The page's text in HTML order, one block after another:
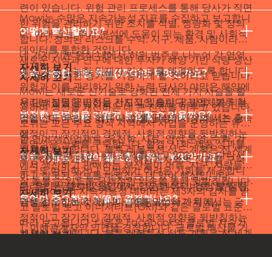
련이 있습니다. 위험 관리 프로세스를 통해 당사가 직면
한 위험을 관리하기 위한 조치를 식별, 정량화 및 정의
합니다. 정의된 리스크를 수익, 지구, 제품, 사람이라는
네 가지 기본 원칙 내에서 하위 범주로 나누어 각 영역
에서 가장 유능한 인재가 리스크를 해결하도록 합니다.
위험과 이를 관리하기 위한 노력 당사의 야망은 해양에
서 단백질을 공급하는 선도적인 통합 공급업체가 되는
것입니다. 우리는 어류 사료 생산부터 시장의 니즈 충족
에...
자세히 보기
Mowi는 수많은 지속가능성 지표를 수집하고 보고합니
다. 아래 표는 추가 분석에 도움이 되는 환경 및 사회적
데이터를 통합한 것입니다. ...
자세히 보기
어떻게 혁신할까요?
새로운 지식과 연구에 대한 투자가 해양 기반 식량 생산
의 지속 가능한 증가를 가능하게 할 것이라고 믿습니다.
Mowi는 새로운 신기술로 강화된 전체 가치 사슬을 활
용하여 생산을 개선하는 데 큰 진전을 이루고 있습니다.
모위는 모든 주요 양식 지역에서 사업을 운영하는 유일
한 연어 생산업체로, 유전학, 사료, 양식 운영, 수확, 가
공 및 물류에 대한 내부 통제를 하고 있습니다. 따라서
누구도 따라하거나 모방하기 어려운 기회를 제공합니
다. 우리는 글로벌 운영에서 얻은 데이터, 경험 및 생산
관행을 수집하여 하나의 공통된 Mowi 가치 사...
자세히 보기
지속 가능한 개발 목표(SDG)란 무엇인가요?
우리는 분명한 비전을 가지고 있습니다: 바로 ‘블루 혁
명을 선도하는 것’입니다. 이를 달성하기 위해서는 긍
정적이고 장기적인 경제적, 사회적 영향을 뒷받침하는
계획이 필요합니다. 블루 레볼루션 선도 계획은 전 세계
에서 생산하고 판매하는 해산물이 어류, 지구, 사람들을
잘 돌볼 수 있도록 구체적인 약속을 통해 뒷받침됩니다.
...
자세히 보기
완전한 투명성을 어떻게 보장할 수 있을까요?
투명성은 신뢰를 구축합니다. 환경, 사회, 제품 성과를
투명하게 공개하는 것은 이해관계자와의 신뢰를 구축
하고 잘못된 정보를 바로잡는 데 있어 핵심입니다.
Facebook의 지속가능성 데이터는 제3자의 감사를 받
고 글로벌 보고 이니셔티브(GRI)와 같은 글로벌 표준에
따라 보고됩니다. 다음은 Facebook의 글로벌 지속가
능성 보고서의 예시입니다: ...
자세히 보기
지속 가능성 전략이 필요한 이유는 무엇인가요?
우리는 분명한 비전을 가지고 있습니다: 바로 ‘블루 혁
명을 선도하는 것’입니다. 이를 달성하기 위해서는 긍
정적이고 장기적인 경제적, 사회적 영향을 뒷받침하는
계획이 필요합니다. 블루 레볼루션 선도 계획은 전 세계
무엇이 중요한지 어떻게 결정하나요?
1. 이해관계자의 의견을 경청합니다. 글로벌 해산물 기